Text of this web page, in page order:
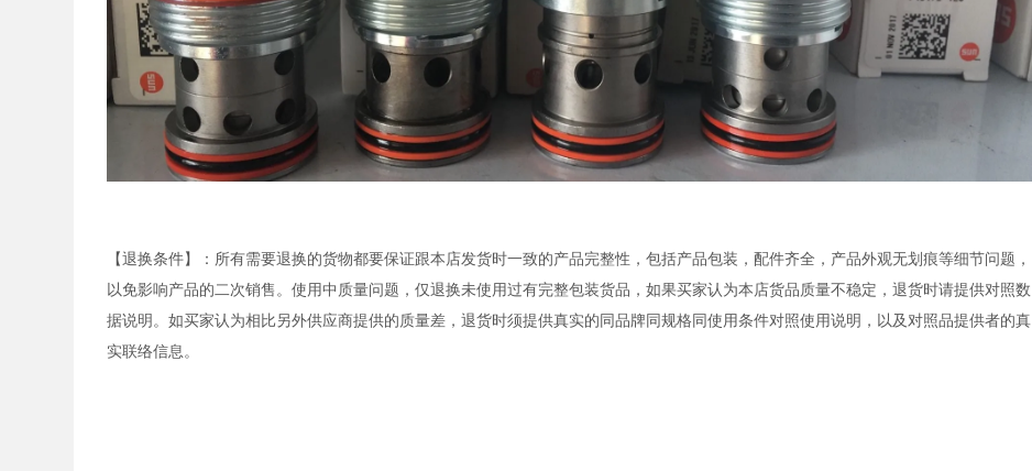
【退换条件】：所有需要退换的货物都要保证跟本店发货时一致的产品完整性，包括产品包装，配件齐全，产品外观无划痕等细节问题，
以免影响产品的二次销售。使用中质量问题，仅退换未使用过有完整包装货品，如果买家认为本店货品质量不稳定，退货时请提供对照数
据说明。如买家认为相比另外供应商提供的质量差，退货时须提供真实的同品牌同规格同使用条件对照使用说明，以及对照品提供者的真
实联络信息。